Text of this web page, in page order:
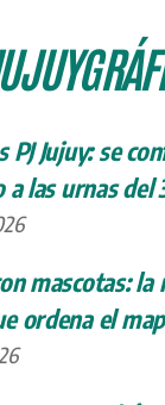
PJ Jujuy: se
a las urnas del
mascotas:
ordena el